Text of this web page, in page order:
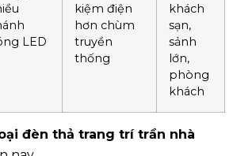
LED
kiệm điện
hơn chùm
truyền
thống
khách
sạn,
sảnh
lớn,
phòng
khách
đèn thả trang trí trần nhà